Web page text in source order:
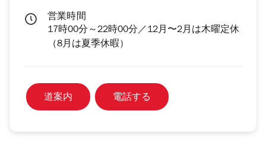
営業時間
17時00分～22時00分／12月〜2月は木曜定休
（8月は夏季休暇）
道案内 電話する